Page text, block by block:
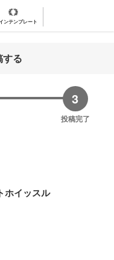
ンテンプレート
する
投稿完了
ホイッスル